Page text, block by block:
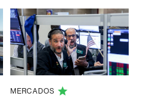
MERCADOS